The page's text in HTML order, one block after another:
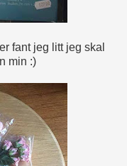
fant jeg litt jeg skal
min :)